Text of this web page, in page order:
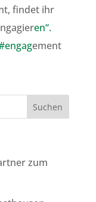
findet ihr
en“.
ement
zum